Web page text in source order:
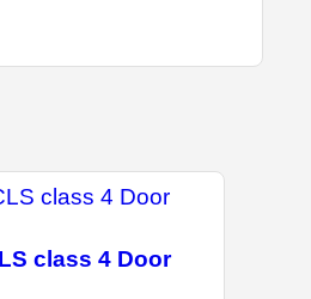
class 4 Door